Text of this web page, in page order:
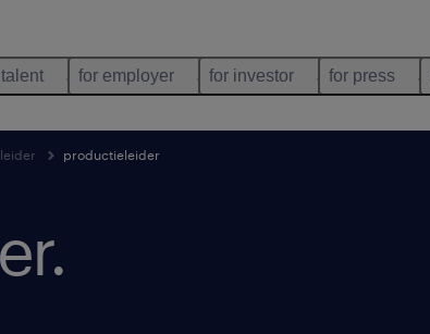
for employer for investor for press
productieleider
.